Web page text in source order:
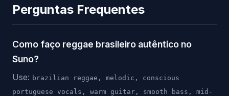
Perguntas Frequentes
Como faço reggae brasileiro autêntico no
Suno?
Use: brazilian reggae, melodic, conscious
portuguese vocals, warm guitar, smooth bass, mid-